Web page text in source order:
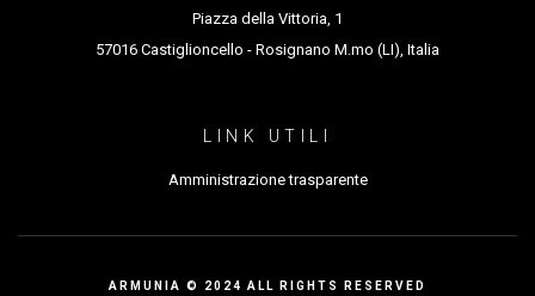
Piazza della Vittoria, 1
57016 Castiglioncello - Rosignano M.mo (LI), Italia
LINK UTILI
Amministrazione trasparente
ARMUNIA © 2024 ALL RIGHTS RESERVED